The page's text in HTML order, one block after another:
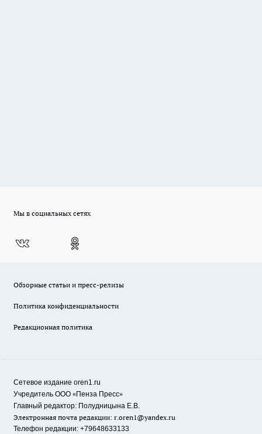
Мы в социальных сетях
Обзорные статьи и пресс-релизы
Политика конфиденциальности
Редакционная политика
Сетевое издание oren1.ru
Учредитель ООО «Пенза Пресс»
Главный редактор: Полудницына Е.В.
Электронная почта редакции: r.oren1@yandex.ru
Телефон редакции: +79648633133